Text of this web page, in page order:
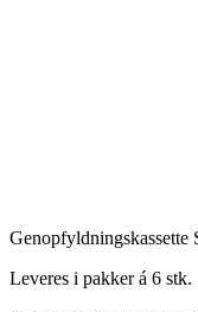
Genopfyldningskassette
Leveres i pakker á 6 stk.